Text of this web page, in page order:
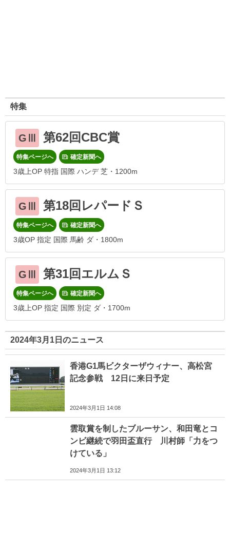
特集
GⅢ 第62回CBC賞
特集ページへ 確定新聞へ
3歳上OP 特指 国際 ハンデ 芝・1200m
GⅢ 第18回レパードＳ
特集ページへ 確定新聞へ
3歳OP 指定 国際 馬齢 ダ・1800m
GⅢ 第31回エルムＳ
特集ページへ 確定新聞へ
3歳上OP 指定 国際 別定 ダ・1700m
2024年3月1日のニュース
香港G1馬ビクターザウィナー、高松宮
記念参戦 12日に来日予定
2024年3月1日 14:08
雲取賞を制したブルーサン、和田竜とコ
ンビ継続で羽田盃直行 川村師「力をつ
けている」
2024年3月1日 13:12